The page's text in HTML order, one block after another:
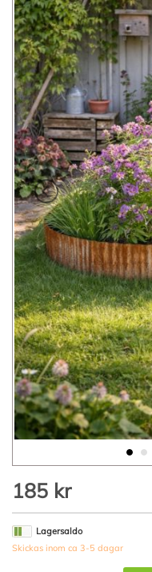
bildgalleriet
till
bildgalleriet
185 kr
Lagersaldo
Skickas inom ca 3-5 dagar